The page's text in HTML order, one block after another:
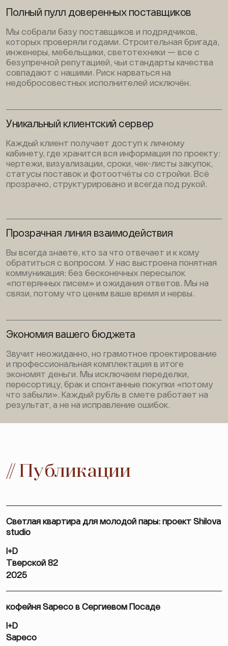
Полный пулл доверенных поставщиков
Мы собрали базу поставщиков и подрядчиков,
которых проверяли годами. Строительная бригада,
инженеры, мебельщики, светотехники — все с
безупречной репутацией, чьи стандарты качества
совпадают с нашими. Риск нарваться на
недобросовестных исполнителей исключён.
Уникальный клиентский сервер
Каждый клиент получает доступ к личному
кабинету, где хранится вся информация по проекту:
чертежи, визуализации, сроки, чек-листы закупок,
статусы поставок и фотоотчёты со стройки. Всё
прозрачно, структурировано и всегда под рукой.
Прозрачная линия взаимодействия
Вы всегда знаете, кто за что отвечает и к кому
обратиться с вопросом. У нас выстроена понятная
коммуникация: без бесконечных пересылок
«потерянных писем» и ожидания ответов. Мы на
связи, потому что ценим ваше время и нервы.
Экономия вашего бюджета
Звучит неожиданно, но грамотное проектирование
и профессиональная комплектация в итоге
экономят деньги. Мы исключаем переделки,
пересортицу, брак и спонтанные покупки «потому
что забыли». Каждый рубль в смете работает на
результат, а не на исправление ошибок.
// Публикации
Светлая квартира для молодой пары: проект Shilova
studio
I+D
Тверской 82
2025
кофейня Sapeco в Сергиевом Посаде
I+D
Sapeco